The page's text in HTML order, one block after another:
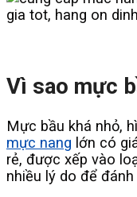
Vì sao mực
Mực bầu khá nhỏ,
mực nang lớn có
rẻ, được xếp vào
nhiều lý do để